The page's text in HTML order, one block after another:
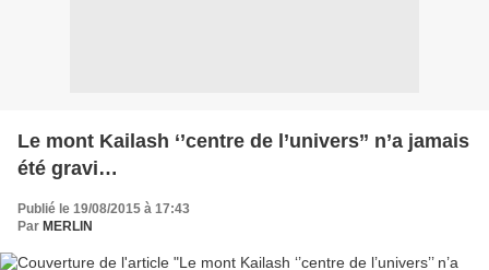
Le mont Kailash ‘’centre de l’univers’’ n’a jamais
été gravi…
Publié le 19/08/2015 à 17:43
Par MERLIN